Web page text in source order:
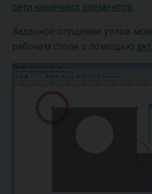
сети конечных элементов
Заданное сгущение узлов
рабочем столе с помощью